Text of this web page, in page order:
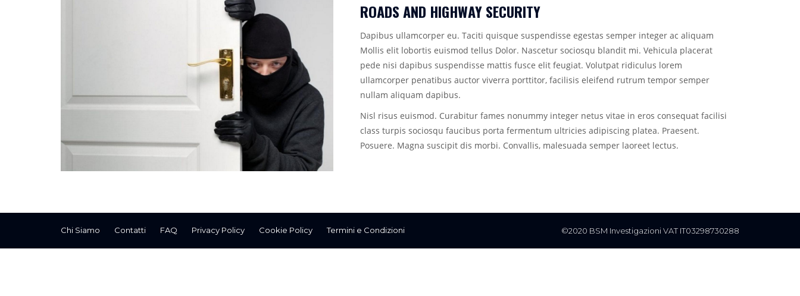
ROADS AND HIGHWAY SECURITY
Dapibus ullamcorper eu. Taciti quisque suspendisse egestas semper integer ac aliquam
Mollis elit lobortis euismod tellus Dolor. Nascetur sociosqu blandit mi. Vehicula placerat
pede nisi dapibus suspendisse mattis fusce elit feugiat. Volutpat ridiculus lorem
ullamcorper penatibus auctor viverra porttitor, facilisis eleifend rutrum tempor semper
nullam aliquam dapibus.
Nisl risus euismod. Curabitur fames nonummy integer netus vitae in eros consequat facilisi
class turpis sociosqu faucibus porta fermentum ultricies adipiscing platea. Praesent.
Posuere. Magna suscipit dis morbi. Convallis, malesuada semper laoreet lectus.
Chi Siamo Contatti FAQ Privacy Policy Cookie Policy Termini e Condizioni ©2020 BSM Investigazioni VAT IT03298730288